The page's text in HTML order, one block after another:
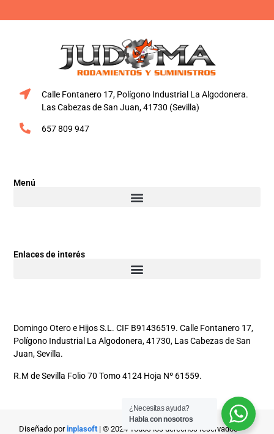
Calle Fontanero 17, Polígono Industrial La Algodonera.
Las Cabezas de San Juan, 41730 (Sevilla)
657 809 947
Menú
Enlaces de interés
Domingo Otero e Hijos S.L. CIF B91436519. Calle Fontanero 17,
Polígono Industrial La Algodonera, 41730, Las Cabezas de San
Juan, Sevilla.
R.M de Sevilla Folio 70 Tomo 4124 Hoja Nº 61559.
Diseñado porinplasoft| © 2024 Todos los derechos reservados
¿Necesitas ayuda?
Habla con nosotros